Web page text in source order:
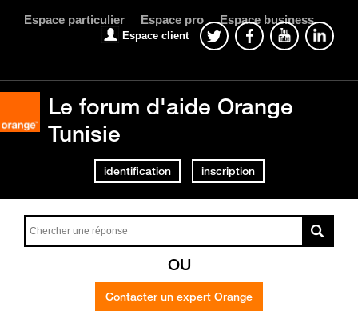
Espace particulier Espace pro Espace business
Espace client
Le forum d'aide Orange
Tunisie
identification inscription
OU
Contacter un expert Orange